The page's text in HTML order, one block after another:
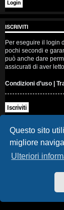
Questo sito
migliore
Ulteriori
s
e
n
z
a
r
i
s
p
o
t
ISCRIVITI
Per eseguire il login
pochi secondi e
può anche dare
assicurati di aver
Condizioni d’uso |
Iscriviti
Casa DAG